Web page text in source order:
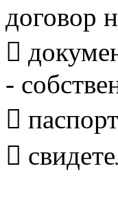
договор

-

